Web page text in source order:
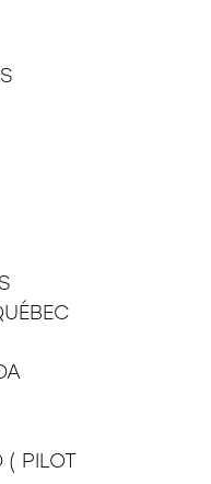
( PILOT